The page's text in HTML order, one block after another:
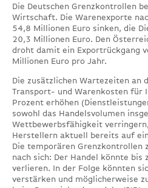
Die Deutschen Grenzkontrollen
Wirtschaft. Die Warenexporte
54,8 Millionen Euro sinken, die
20,3 Millionen Euro. Den
droht damit ein Exportrückgang
Millionen Euro pro Jahr.
Die zusätzlichen Wartezeiten an
Transport- und Warenkosten für
Prozent erhöhen
sowohl das Handelsvolumen
Wettbewerbsfähigkeit
Herstellern aktuell bereits auf
Die temporären Grenzkontrollen
nach sich: Der Handel könnte bis
verlieren. In der Folge könnten
verstärken und möglicherweise